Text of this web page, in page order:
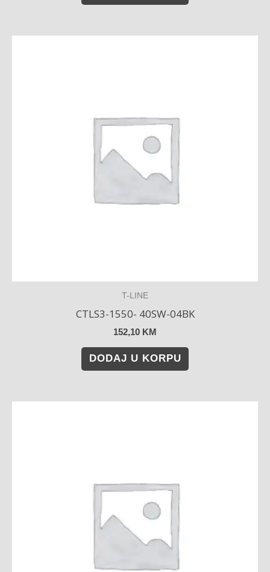
T-LINE
CTLS3-1550- 40SW-04BK
152,10 KM
DODAJ U KORPU